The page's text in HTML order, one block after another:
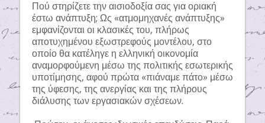
Πού στηρίζετε την αισιοδοξία σας για οριακή
έστω ανάπτυξη; Ως «ατμομηχανές ανάπτυξης»
εμφανίζονται οι κλασικές του, πλήρως
αποτυχημένου εξωστρεφούς μοντέλου, στο
οποίο θα κατέληγε η ελληνική οικονομία
αναμορφούμενη μέσω της πολιτικής εσωτερικής
υποτίμησης, αφού πρώτα «πιάναμε πάτο» μέσω
της ύφεσης, της ανεργίας και της πλήρους
διάλυσης των εργασιακών σχέσεων.